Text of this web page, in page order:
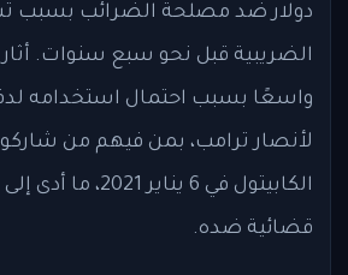
دولار ضد مصلحة الضرائب بسبب
الضريبية قبل نحو سبع سنوات.
واسعًا بسبب احتمال استخدامه
لأنصار ترامب، بمن فيهم من
الكابيتول في 6 يناير
قضائية ضده.